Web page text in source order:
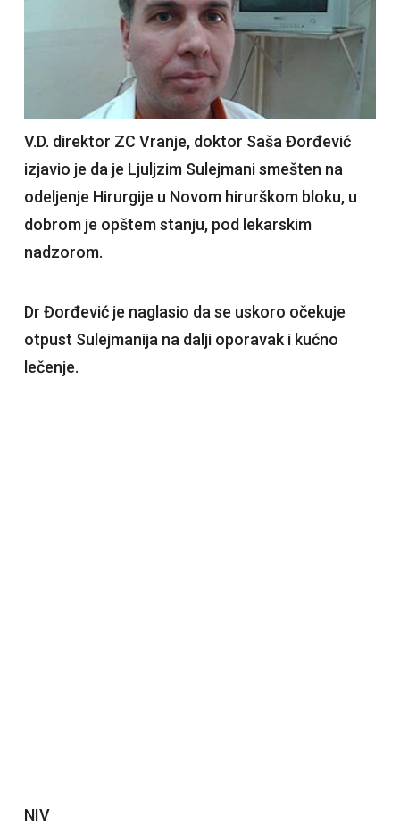
V.D. direktor ZC Vranje, doktor Saša Đorđević
izjavio je da je Ljuljzim Sulejmani smešten na
odeljenje Hirurgije u Novom hirurškom bloku, u
dobrom je opštem stanju, pod lekarskim
nadzorom.
Dr Đorđević je naglasio da se uskoro očekuje
otpust Sulejmanija na dalji oporavak i kućno
lečenje.
NIV